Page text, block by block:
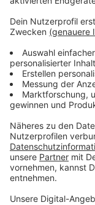
ANTENNE
Lifestyle
Du